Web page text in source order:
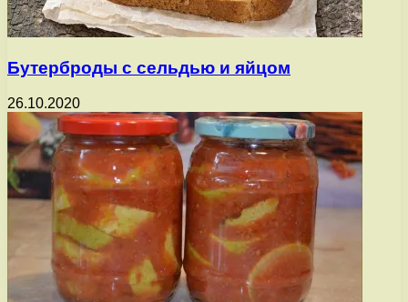
Бутерброды с сельдью и яйцом
26.10.2020